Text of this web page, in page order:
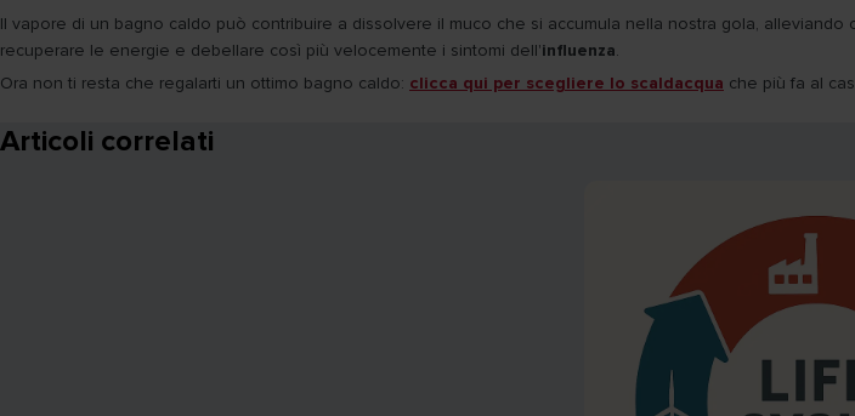
Il vapore di un bagno caldo può contribuire a dissolvere il muco che si accumula nella nostra gola,
recuperare le energie e debellare così più velocemente i sintomi dell'influenza.
Ora non ti resta che regalarti un ottimo bagno caldo: clicca qui per scegliere lo scaldacqua che più fa al
Articoli correlati